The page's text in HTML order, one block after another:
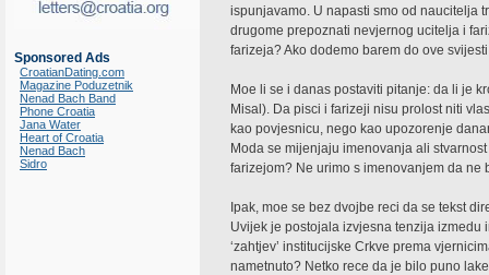
Sponsored Ads
CroatianDating.com
Magazine Poduzetnik
Nenad Bach Band
Phone Croatia
Jana Water
Heart of Croatia
Nenad Bach
Sidro
ispunjavamo. U napasti smo od naucitelja
drugome prepoznati nevjernog ucitelja i
farizeja? Ako dodemo barem do ove
Moe li se i danas postaviti pitanje: da li je
Misal). Da pisci i farizeji nisu prolost niti
kao povjesnicu, nego kao upozorenje
Moda se mijenjaju imenovanja ali
farizejom? Ne urimo s imenovanjem da
Ipak, moe se bez dvojbe reci da se tekst
Uvijek je postojala izvjesna tenzija
‘zahtjev’ institucijske Crkve prema
nametnuto? Netko rece da je bilo puno